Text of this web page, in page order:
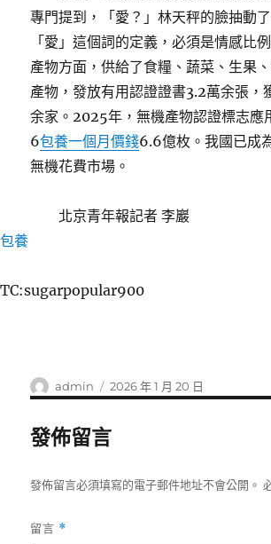
專門提到，「愛？」林天秤的臉抽動
「愛」這個詞的定義，必須是情感比
產物方面，供給了食糧、蔬菜、生果
產物，發放有用認證證書3.2萬余張，
余家。2025年，無機產物認證標志應
6包養一個月價錢6.6億枚。我國已成
無機花費市場。
北京青年報記者 李巖
包養
TC:sugarpopular900
作
者
admin
發
佈
2026 年 1 月 20 日
發佈留言
發佈留言必須填寫的電子郵件地址不會公開。
留言 *